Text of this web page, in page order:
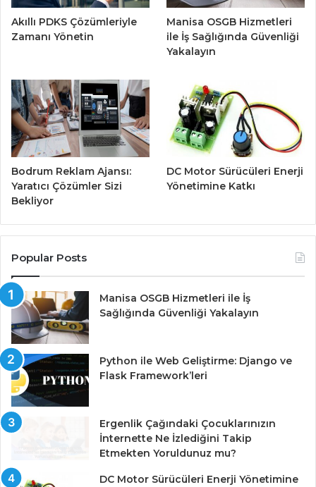
Akıllı PDKS Çözümleriyle
Zamanı Yönetin
Manisa OSGB Hizmetleri
ile İş Sağlığında Güvenliği
Yakalayın
Bodrum Reklam Ajansı:
Yaratıcı Çözümler Sizi
Bekliyor
DC Motor Sürücüleri Enerji
Yönetimine Katkı
Popular Posts
Manisa OSGB Hizmetleri ile İş
Sağlığında Güvenliği Yakalayın
Python ile Web Geliştirme: Django ve
Flask Framework’leri
Ergenlik Çağındaki Çocuklarınızın
İnternette Ne İzlediğini Takip
Etmekten Yoruldunuz mu?
DC Motor Sürücüleri Enerji Yönetimine